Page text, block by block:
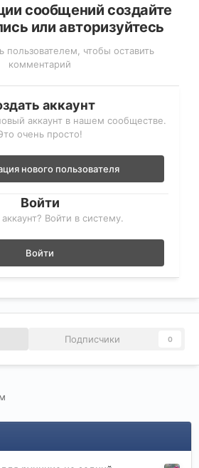
сообщений создайте
или авторизуйтесь
чтобы оставить
комментарий
аккаунт
аккаунт в нашем сообществе.
очень просто!
нового пользователя
Войти
Войти в систему.
Войти
Подписчики 0